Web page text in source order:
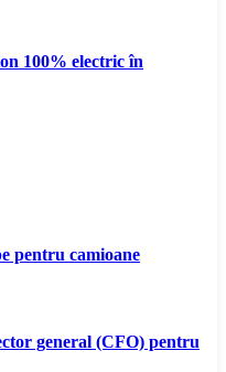
100% electric în
pentru camioane
general (CFO) pentru